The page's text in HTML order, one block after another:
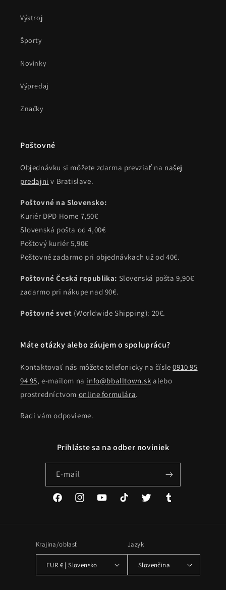
Výstroj
Športy
Novinky
Výpredaj
Značky
Poštovné
Objednávku si môžete zdarma prevziať na našej
predajni v Bratislave.
Poštovné na Slovensko:
Kuriér DPD Home 7,50€
Slovenská pošta od 4,00€
Poštový kuriér 5,90€
Poštovné zadarmo pri objednávkach už od 40€.
Poštovné Česká republika: Slovenská pošta 9,90€
zadarmo pri nákupe nad 90€.
Poštovné svet (Worldwide Shipping): 20€.
Máte otázky alebo záujem o spoluprácu?
Kontaktovať nás môžete telefonicky na čísle0910 95
94 95, e-mailom na info@bballtown.sk alebo
prostredníctvom online formulára.
Radi vám odpovieme.
Prihláste sa na odber noviniek
E-mail
FacebookInstagramYouTubeTikTok Twitter Tumblr
Krajina/oblasť
EUR € | Slovensko
Jazyk
Slovenčina